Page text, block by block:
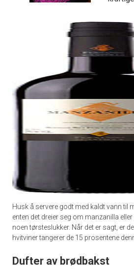
Husk å servere godt med kaldt vann til
enten det dreier seg om manzanilla
noen tørsteslukker. Når det er sagt, er
hvitviner tangerer de 15 prosentene
Dufter av brødbakst